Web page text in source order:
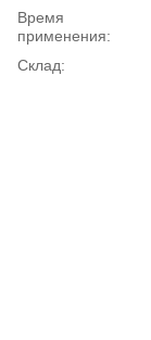
Время
применения:
Склад: